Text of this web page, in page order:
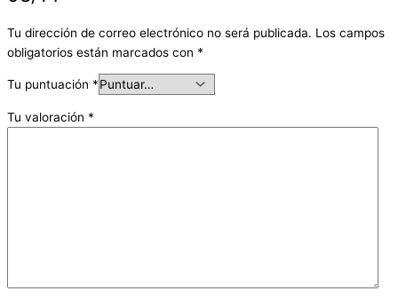
Tu dirección de correo electrónico no será publicada. Los campos
obligatorios están marcados con *
Tu puntuación *
Tu valoración *